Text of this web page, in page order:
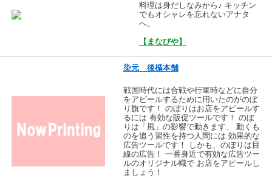
料理は身だしなみから♪ キッチン
でもオシャレを忘れないアナタ
へ。
【まなびや】
染元 後楯本舗
戦国時代には合戦や行軍時などに自分
をアピールするために用いたのがのぼ
り旗です！ のぼりはお店をアピールす
るには 有効な販促ツールです！ のぼ
りは「風」の影響で動きます、 動くも
のを追う習性を持つ人間には 効果的な
広告ツールです！ しかも、のぼりは目
線の広告！ 一番身近で有効な広告ツー
ルのオリジナル幟で お店をアピールし
ましょう！